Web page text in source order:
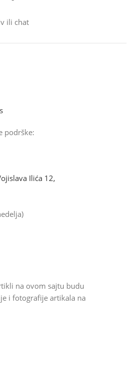
ili chat
podrške:
Ilića 12,
na ovom sajtu budu
i fotografije artikala na